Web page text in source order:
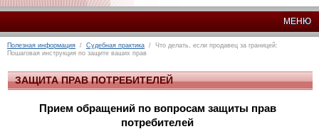
МЕНЮ
Полезная информация / Судебная практика / Что делать, если продавец за границей:
Пошаговая инструкция по защите ваших прав
ЗАЩИТА ПРАВ ПОТРЕБИТЕЛЕЙ
Прием обращений по вопросам защиты прав
потребителей